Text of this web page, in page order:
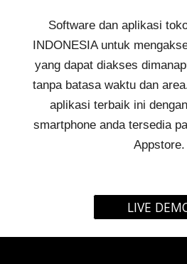
Software dan aplikasi
INDONESIA untuk
yang dapat diakses
tanpa batasa waktu dan
aplikasi terbaik ini
smartphone anda tersedia
Appstore.
LIVE